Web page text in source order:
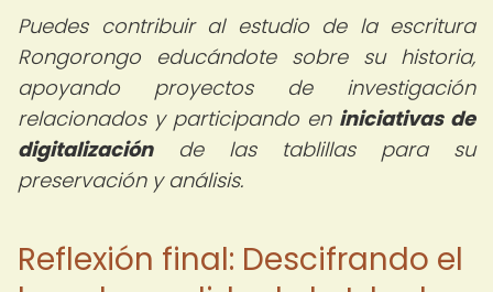
Puedes contribuir al estudio de la escritura
Rongorongo educándote sobre su historia,
apoyando proyectos de investigación
relacionados y participando en iniciativas de
digitalizaciónde las tablillas para su
preservación y análisis.
Reflexión final: Descifrando el